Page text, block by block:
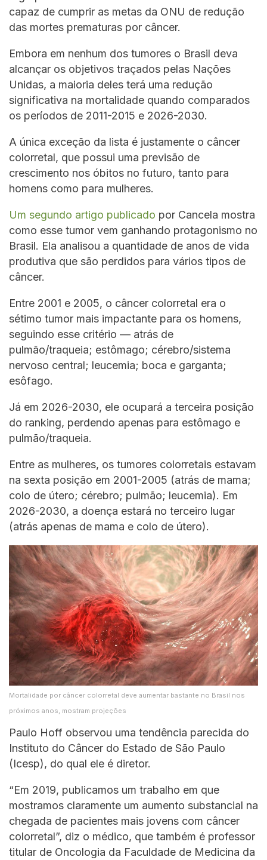
capaz de cumprir as metas da ONU de redução
das mortes prematuras por câncer.
Embora em nenhum dos tumores o Brasil deva
alcançar os objetivos traçados pelas Nações
Unidas, a maioria deles terá uma redução
significativa na mortalidade quando comparados
os períodos de 2011-2015 e 2026-2030.
A única exceção da lista é justamente o câncer
colorretal, que possui uma previsão de
crescimento nos óbitos no futuro, tanto para
homens como para mulheres.
Um segundo artigo publicado por Cancela mostra
como esse tumor vem ganhando protagonismo no
Brasil. Ela analisou a quantidade de anos de vida
produtiva que são perdidos para vários tipos de
câncer.
Entre 2001 e 2005, o câncer colorretal era o
sétimo tumor mais impactante para os homens,
seguindo esse critério — atrás de
pulmão/traqueia; estômago; cérebro/sistema
nervoso central; leucemia; boca e garganta;
esôfago.
Já em 2026-2030, ele ocupará a terceira posição
do ranking, perdendo apenas para estômago e
pulmão/traqueia.
Entre as mulheres, os tumores colorretais estavam
na sexta posição em 2001-2005 (atrás de mama;
colo de útero; cérebro; pulmão; leucemia). Em
2026-2030, a doença estará no terceiro lugar
(atrás apenas de mama e colo de útero).
Mortalidade por câncer colorretal deve aumentar bastante no Brasil nos
próximos anos, mostram projeções
Paulo Hoff observou uma tendência parecida do
Instituto do Câncer do Estado de São Paulo
(Icesp), do qual ele é diretor.
“Em 2019, publicamos um trabalho em que
mostramos claramente um aumento substancial na
chegada de pacientes mais jovens com câncer
colorretal”, diz o médico, que também é professor
titular de Oncologia da Faculdade de Medicina da